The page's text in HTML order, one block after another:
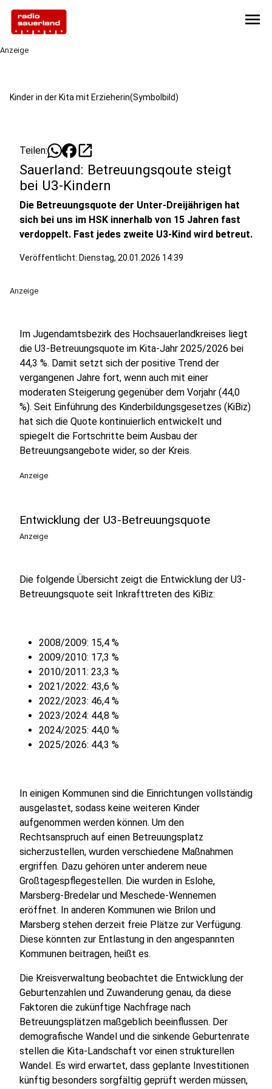
menu
Anzeige
Kinder in der Kita mit Erzieherin(Symbolbild)
Teilen: open_in_new
Sauerland: Betreuungsqoute steigt
bei U3-Kindern
Die Betreuungsquote der Unter-Dreijährigen hat
sich bei uns im HSK innerhalb von 15 Jahren fast
verdoppelt. Fast jedes zweite U3-Kind wird betreut.
Veröffentlicht: Dienstag, 20.01.2026 14:39
Anzeige
Im Jugendamtsbezirk des Hochsauerlandkreises liegt
die U3-Betreuungsquote im Kita-Jahr 2025/2026 bei
44,3 %. Damit setzt sich der positive Trend der
vergangenen Jahre fort, wenn auch mit einer
moderaten Steigerung gegenüber dem Vorjahr (44,0
%). Seit Einführung des Kinderbildungsgesetzes (KiBiz)
hat sich die Quote kontinuierlich entwickelt und
spiegelt die Fortschritte beim Ausbau der
Betreuungsangebote wider, so der Kreis.
Anzeige
Entwicklung der U3-Betreuungsquote
Anzeige
Die folgende Übersicht zeigt die Entwicklung der U3-
Betreuungsquote seit Inkrafttreten des KiBiz:
2008/2009: 15,4 %
2009/2010: 17,3 %
2010/2011: 23,3 %
2021/2022: 43,6 %
2022/2023: 46,4 %
2023/2024: 44,8 %
2024/2025: 44,0 %
2025/2026: 44,3 %
In einigen Kommunen sind die Einrichtungen vollständig
ausgelastet, sodass keine weiteren Kinder
aufgenommen werden können. Um den
Rechtsanspruch auf einen Betreuungsplatz
sicherzustellen, wurden verschiedene Maßnahmen
ergriffen. Dazu gehören unter anderem neue
Großtagespflegestellen. Die wurden in Eslohe,
Marsberg-Bredelar und Meschede-Wennemen
eröffnet. In anderen Kommunen wie Brilon und
Marsberg stehen derzeit freie Plätze zur Verfügung.
Diese könnten zur Entlastung in den angespannten
Kommunen beitragen, heißt es.
Die Kreisverwaltung beobachtet die Entwicklung der
Geburtenzahlen und Zuwanderung genau, da diese
Faktoren die zukünftige Nachfrage nach
Betreuungsplätzen maßgeblich beeinflussen. Der
demografische Wandel und die sinkende Geburtenrate
stellen die Kita-Landschaft vor einen strukturellen
Wandel. Es wird erwartet, dass geplante Investitionen
künftig besonders sorgfältig geprüft werden müssen,